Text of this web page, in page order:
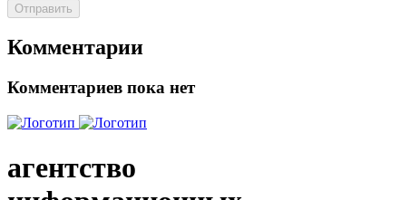
Отправить
Комментарии
Комментариев пока нет
агентство